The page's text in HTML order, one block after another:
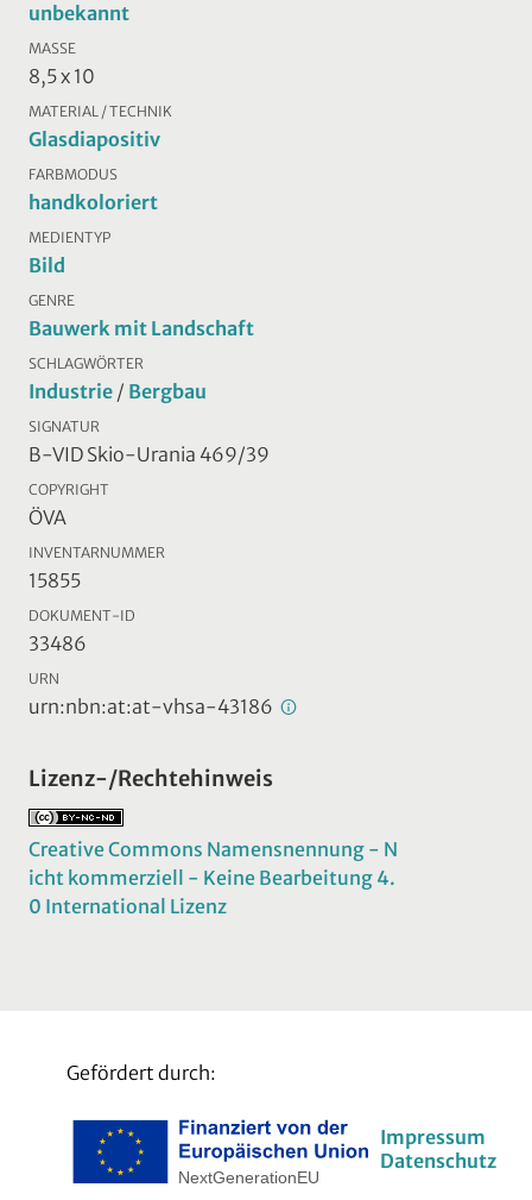
unbekannt
MASSE
8,5 x 10
MATERIAL / TECHNIK
Glasdiapositiv
FARBMODUS
handkoloriert
MEDIENTYP
Bild
GENRE
Bauwerk mit Landschaft
SCHLAGWÖRTER
Industrie / Bergbau
SIGNATUR
B-VID Skio-Urania 469/39
COPYRIGHT
ÖVA
INVENTARNUMMER
15855
DOKUMENT-ID
33486
URN
urn:nbn:at:at-vhsa-43186
Lizenz-/Rechtehinweis
Creative Commons Namensnennung - N
icht kommerziell - Keine Bearbeitung 4.
0 International Lizenz
Gefördert durch:
Impressum
Datenschutz